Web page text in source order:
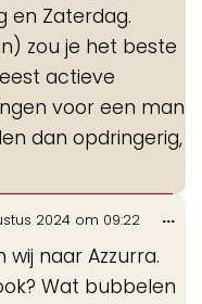
en Zaterdag.
zou je het beste
actieve
voor een man
dan opdringerig,
2024 om 09:22
naar Azzurra.
Wat bubbelen
...